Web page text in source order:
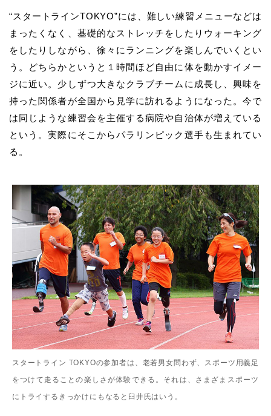
“スタートラインTOKYO”には、難しい練習メニューなどは
まったくなく、基礎的なストレッチをしたりウォーキング
をしたりしながら、徐々にランニングを楽しんでいくとい
う。どちらかというと１時間ほど自由に体を動かすイメー
ジに近い。少しずつ大きなクラブチームに成長し、興味を
持った関係者が全国から見学に訪れるようになった。今で
は同じような練習会を主催する病院や自治体が増えている
という。実際にそこからパラリンピック選手も生まれてい
る。
スタートライン TOKYOの参加者は、老若男女問わず、スポーツ用義足
をつけて走ることの楽しさが体験できる。それは、さまざまスポーツ
にトライするきっかけにもなると臼井氏はいう。